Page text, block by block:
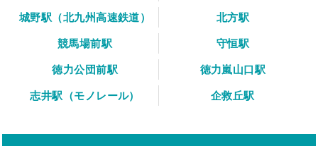
城野駅（北九州高速鉄道）
北方駅
競馬場前駅
守恒駅
徳力公団前駅
徳力嵐山口駅
志井駅（モノレール）
企救丘駅